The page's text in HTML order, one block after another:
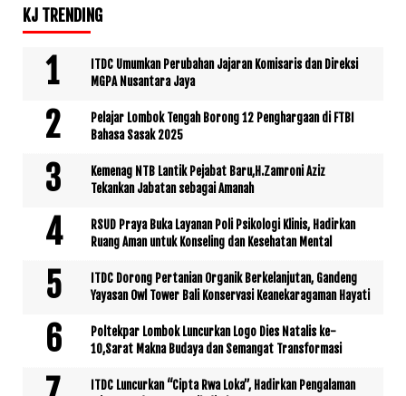
KJ TRENDING
ITDC Umumkan Perubahan Jajaran Komisaris dan Direksi
MGPA Nusantara Jaya
Pelajar Lombok Tengah Borong 12 Penghargaan di FTBI
Bahasa Sasak 2025
Kemenag NTB Lantik Pejabat Baru,H.Zamroni Aziz
Tekankan Jabatan sebagai Amanah
RSUD Praya Buka Layanan Poli Psikologi Klinis, Hadirkan
Ruang Aman untuk Konseling dan Kesehatan Mental
ITDC Dorong Pertanian Organik Berkelanjutan, Gandeng
Yayasan Owl Tower Bali Konservasi Keanekaragaman Hayati
Poltekpar Lombok Luncurkan Logo Dies Natalis ke-
10,Sarat Makna Budaya dan Semangat Transformasi
ITDC Luncurkan “Cipta Rwa Loka”, Hadirkan Pengalaman